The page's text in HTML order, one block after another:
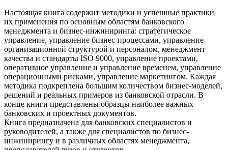
Настоящая книга содержит методики и успешные практики
их применения по основным областям банковского
менеджмента и бизнес-инжиниринга: стратегическое
управление, управление бизнес-процессами, управление
организационной структурой и персоналом, менеджмент
качества и стандарты ISO 9000, управление проектами,
оперативное управление и управление временем, управление
операционными рисками, управление маркетингом. Каждая
методика подкреплена большим количеством бизнес-моделей,
решений и реальных примеров из банковской отрасли. В
конце книги представлены образцы наиболее важных
банковских и проектных документов.
Книга предназначена для банковских специалистов и
руководителей, а также для специалистов по бизнес-
инжинирингу и в различных областях менеджмента,